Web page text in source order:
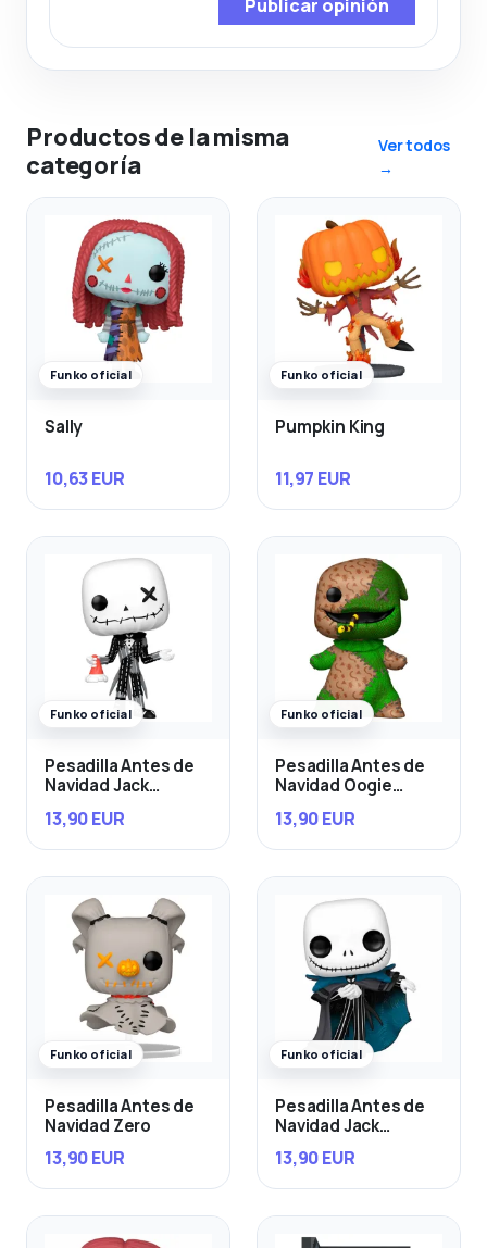
Publicar opinión
Productos de la misma
categoría
Ver todos
→
Funko oficial
Sally
10,63 EUR
Funko oficial
Pumpkin King
11,97 EUR
Funko oficial
Pesadilla Antes de
Navidad Jack
13,90 EUR
Funko oficial
Pesadilla Antes de
Navidad Oogie
13,90 EUR
Funko oficial
Pesadilla Antes de
Navidad Zero
13,90 EUR
Funko oficial
Pesadilla Antes de
Navidad Jack
13,90 EUR